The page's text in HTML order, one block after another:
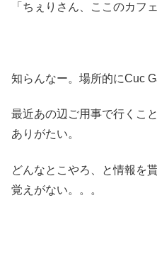
「ちぇりさん、ここのカフ
知らんなー。場所的にCuc
最近あの辺ご用事で行くこ
ありがたい。
どんなとこやろ、と情報を
覚えがない。。。